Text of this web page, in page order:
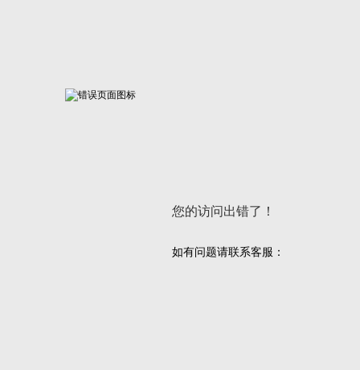
您的访问出错了！
如有问题请联系客服：